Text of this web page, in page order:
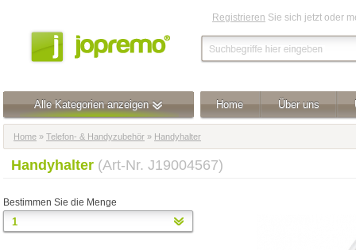
Registrieren Sie sich jetzt oder
Alle Kategorien anzeigen Home Über uns
Home » Telefon- & Handyzubehör » Handyhalter
Handyhalter (Art-Nr. J19004567)
Bestimmen Sie die Menge